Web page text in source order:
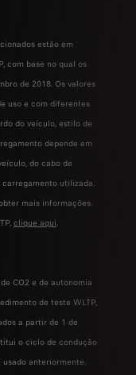
estão em
com base no qual os
de 2018. Os valores
uso e com diferentes
do veículo, estilo de
depende em
do cabo de
utilizada.
mais informações.
clique aqui.
CO2 e de autonomia
de teste WLTP,
a partir de 1 de
o ciclo de condução
usado anteriormente.